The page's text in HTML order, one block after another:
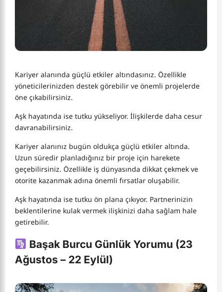
Kariyer alanında güçlü etkiler altındasınız. Özellikle
yöneticilerinizden destek görebilir ve önemli projelerde
öne çıkabilirsiniz.
Aşk hayatında ise tutku yükseliyor. İlişkilerde daha cesur
davranabilirsiniz.
Kariyer alanınız bugün oldukça güçlü etkiler altında.
Uzun süredir planladığınız bir proje için harekete
geçebilirsiniz. Özellikle iş dünyasında dikkat çekmek ve
otorite kazanmak adına önemli fırsatlar oluşabilir.
Aşk hayatında ise tutku ön plana çıkıyor. Partnerinizin
beklentilerine kulak vermek ilişkinizi daha sağlam hale
getirebilir.
Başak Burcu Günlük Yorumu (23
Ağustos – 22 Eylül)